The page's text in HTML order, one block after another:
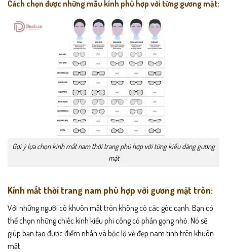
Cách chọn được những mẫu kính phù hợp với từng gương mặt:
Gợi ý lựa chọn kính mắt nam thời trang phù hợp với từng kiểu dáng gương
mặt
Kính mắt thời trang nam phù hợp với gương mặt tròn:
Với những người có khuôn mặt tròn không có các góc cạnh. Bạn có
thể chọn những chiếc kính kiểu phi công có phần gọng nhỏ. Nó sẽ
giúp bạn tạo được điểm nhấn và bộc lộ vẻ đẹp nam tính trên khuôn
mặt.